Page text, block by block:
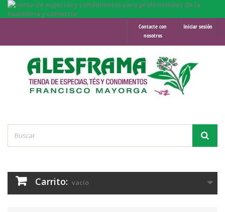
Iniciar sesión
Contacte con
nosotros
Carrito: vacío